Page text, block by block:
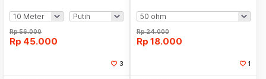
Rp56.000
Rp 45.000
3
Rp24.000
Rp 18.000
1